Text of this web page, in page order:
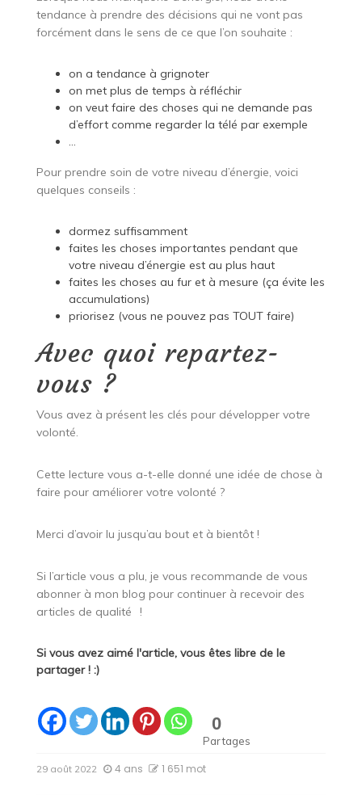
tendance à prendre des décisions qui ne vont pas
forcément dans le sens de ce que l’on souhaite :
on a tendance à grignoter
on met plus de temps à réfléchir
on veut faire des choses qui ne demande pas
d’effort comme regarder la télé par exemple
…
Pour prendre soin de votre niveau d’énergie, voici
quelques conseils :
dormez suffisamment
faites les choses importantes pendant que
votre niveau d’énergie est au plus haut
faites les choses au fur et à mesure (ça évite les
accumulations)
priorisez(vous ne pouvez pas TOUT faire)
Avec quoi repartez-
vous ?
Vous avez à présent les clés pour développer votre
volonté.
Cette lecture vous a-t-elle donné une idée de chose à
faire pour améliorer votre volonté ?
Merci d’avoir lu jusqu’au bout et à bientôt !
Si l’article vous a plu, je vous recommande de vous
abonner à mon blog pour continuer à recevoir des
articles de qualité
!
Si vous avez aimé l'article, vous êtes libre de le
partager ! :)
0
Partages
29 août 2022 4 ans 1 651 mot